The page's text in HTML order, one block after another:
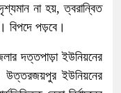
না হয়, ত্বরান্বিত
বিপদে পড়বে।
দত্তপাড়া ইউনিয়নের
উত্তরজয়পুর ইউনিয়নের